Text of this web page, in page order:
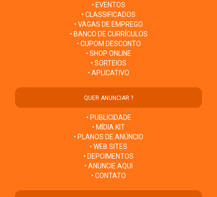
• EVENTOS
• CLASSIFICADOS
• VAGAS DE EMPREGO
• BANCO DE CURRÍCULOS
• CUPOM DESCONTO
• SHOP ONLINE
• SORTEIOS
• APLICATIVO
QUER ANUNCIAR ?
• PUBLICIDADE
• MÍDIA KIT
• PLANOS DE ANÚNCIO
• WEB SITES
• DEPOIMENTOS
• ANUNCIE AQUI
• CONTATO